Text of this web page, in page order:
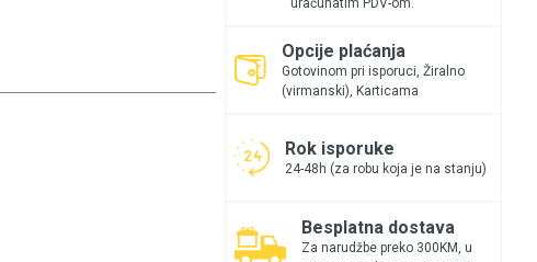
Opcije plaćanja
Gotovinom pri isporuci, Žiralno
(virmanski), Karticama
Rok isporuke
24-48h (za robu koja je na stanju)
Besplatna dostava
Za narudžbe preko 300KM, u